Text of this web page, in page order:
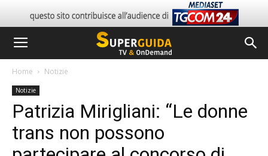
Home Notizie
Notizie
Patrizia Mirigliani: “Le donne
trans non possono